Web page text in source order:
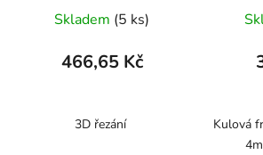
Skladem (5 ks)
466,65 Kč
3D řezání
Kulová